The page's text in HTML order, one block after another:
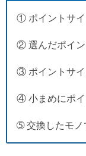
① ポイントサ
② 選んだポイン
③ ポイントサイ
④ 小まめにポイ
➄ 交換したモノ